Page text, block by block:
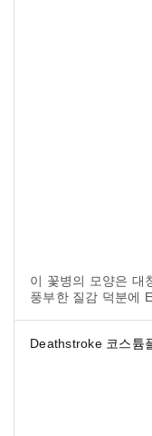
이 꽃병의 모양은 대
풍부한 질감 덕분에
Deathstroke 코스튬